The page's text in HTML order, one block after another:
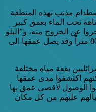
مذنب بهذه المنطقة
تحت الماء بعمق كبير
عن الخروج منه، و”البلو
هول” هى بقعة زرقاء يصل قطرها ألى 80 متراً وقد يصل عمقها الى
اسرائليين بقعة مياه مختلفة
اكتشفوا مدى عمقها
الوصول لاقصى عمق بها
عليهم من كل مكان